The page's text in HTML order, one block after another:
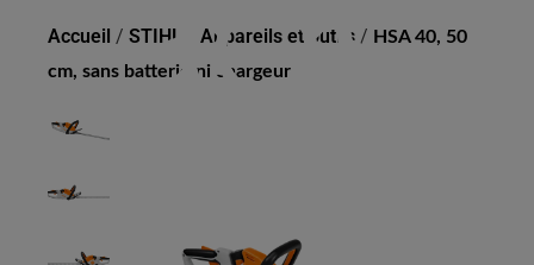
Accueil / STIHL Appareils et outils / HSA 40, 50
cm, sans batterie ni chargeur